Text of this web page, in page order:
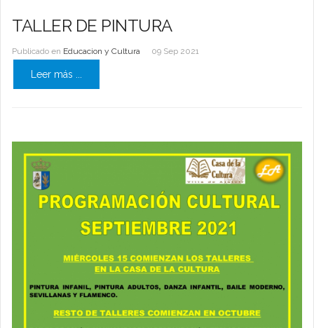
TALLER DE PINTURA
Publicado en Educacion y Cultura 09 Sep 2021
Leer más ...